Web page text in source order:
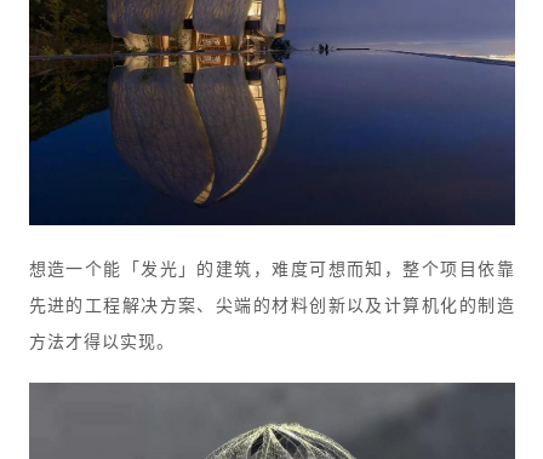
想造一个能「发光」的建筑，难度可想而知，整个项目依靠
先进的工程解决方案、尖端的材料创新以及计算机化的制造
方法才得以实现。